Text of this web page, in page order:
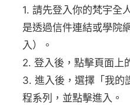
1. 請先登入你的梵宇全
是透過信件連結或學院
入）。
2. 登入後，點擊頁面上
3. 進入後，選擇「我的
程系列，並點擊進入。